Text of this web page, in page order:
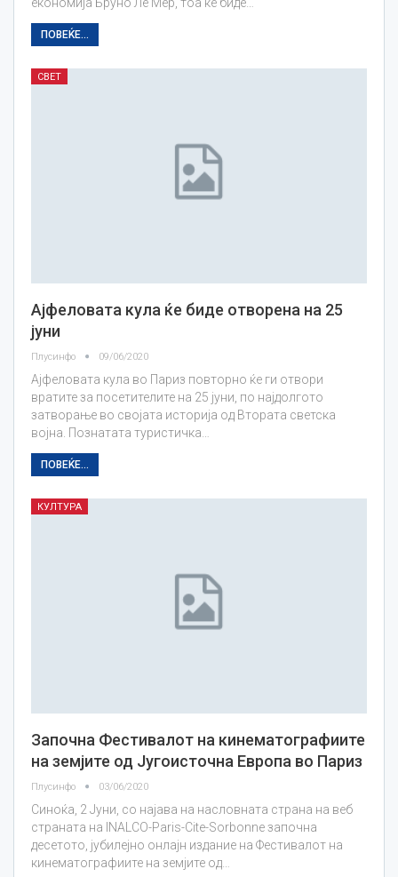
ПОВЕЌЕ...
СВЕТ
Ајфеловата кула ќе биде отворена на 25
јуни
Плусинфо 09/06/2020
Ајфеловата кула во Париз повторно ќе ги отвори
вратите за посетителите на 25 јуни, по најдолгото
затворање во својата историја од Втората светска
војна. Познатата туристичка…
ПОВЕЌЕ...
КУЛТУРА
Започна Фестивалот на кинематографиите
на земјите од Југоисточна Европа во Париз
Плусинфо 03/06/2020
Синоќа, 2 Јуни, со најава на насловната страна на веб
страната на INALCO-Paris-Cite-Sorbonne започна
десетото, јубилејно онлајн издание на Фестивалот на
кинематографиите на земјите од…